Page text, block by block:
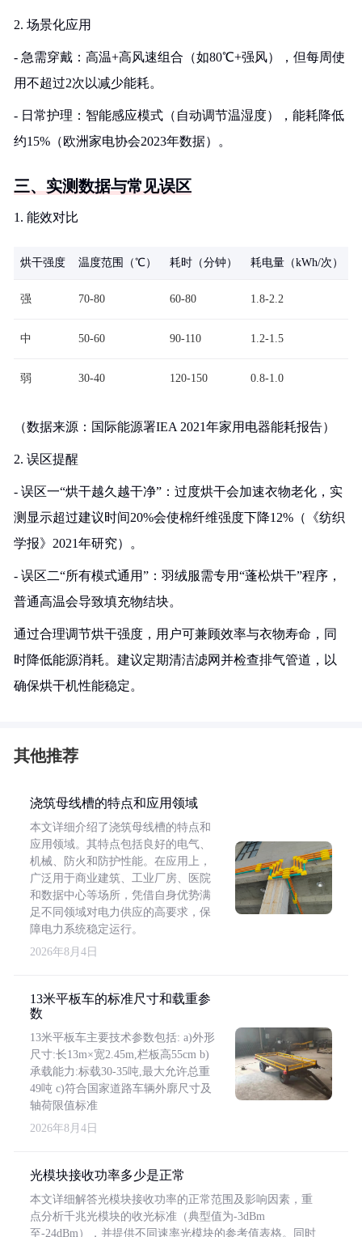
2. 场景化应用
- 急需穿戴：高温+高风速组合（如80℃+强风），但每周使
用不超过2次以减少能耗。
- 日常护理：智能感应模式（自动调节温湿度），能耗降低
约15%（欧洲家电协会2023年数据）。
三、实测数据与常见误区
1. 能效对比
烘干强度 温度范围（℃） 耗时（分钟） 耗电量（kWh/次）
强 70-80 60-80 1.8-2.2
中 50-60 90-110 1.2-1.5
弱 30-40 120-150 0.8-1.0
（数据来源：国际能源署IEA 2021年家用电器能耗报告）
2. 误区提醒
- 误区一“烘干越久越干净”：过度烘干会加速衣物老化，实
测显示超过建议时间20%会使棉纤维强度下降12%（《纺织
学报》2021年研究）。
- 误区二“所有模式通用”：羽绒服需专用“蓬松烘干”程序，
普通高温会导致填充物结块。
通过合理调节烘干强度，用户可兼顾效率与衣物寿命，同
时降低能源消耗。建议定期清洁滤网并检查排气管道，以
确保烘干机性能稳定。
其他推荐
浇筑母线槽的特点和应用领域
本文详细介绍了浇筑母线槽的特点和
应用领域。其特点包括良好的电气、
机械、防火和防护性能。在应用上，
广泛用于商业建筑、工业厂房、医院
和数据中心等场所，凭借自身优势满
足不同领域对电力供应的高要求，保
障电力系统稳定运行。
2026年8月4日
13米平板车的标准尺寸和载重参
数
13米平板车主要技术参数包括: a)外形
尺寸:长13m×宽2.45m,栏板高55cm b)
承载能力:标载30-35吨,最大允许总重
49吨 c)符合国家道路车辆外廓尺寸及
轴荷限值标准
2026年8月4日
光模块接收功率多少是正常
本文详细解答光模块接收功率的正常范围及影响因素，重
点分析千兆光模块的收光标准（典型值为-3dBm
至-24dBm），并提供不同速率光模块的参考值表格。同时